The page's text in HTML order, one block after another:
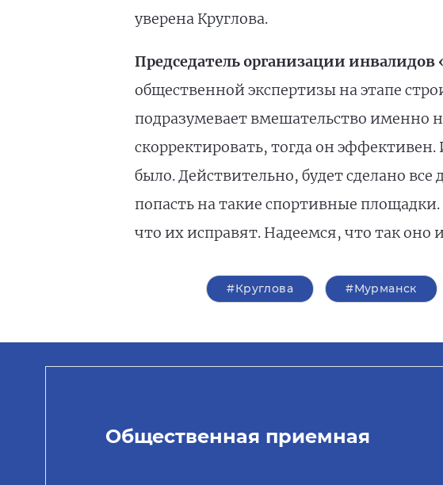
уверена Круглова.
Председатель организации инвалидов
общественной экспертизы на этапе
подразумевает вмешательство именно
скорректировать, тогда он
было. Действительно, будет сделано
попасть на такие спортивные
что их исправят. Надеемся, что так оно
#Круглова #Мурманск
Общественная приемная